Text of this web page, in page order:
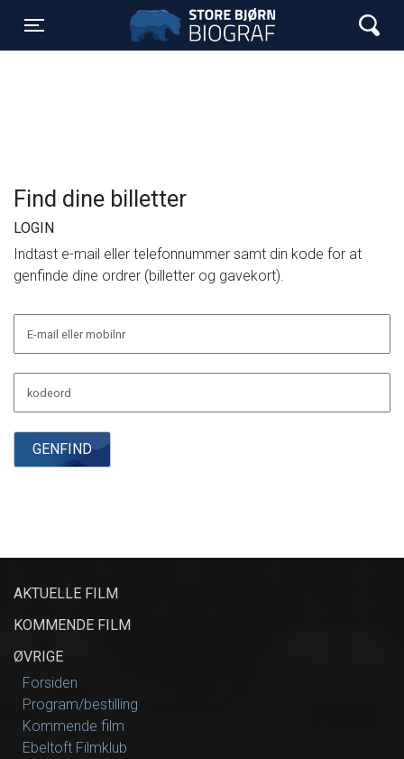
Toggle navigation
Store Bjørn Biograf
Find dine billetter
LOGIN
Indtast e-mail eller telefonnummer samt din kode for at
genfinde dine ordrer (billetter og gavekort).
E-mail eller mobilnr
kodeord
GENFIND
AKTUELLE FILM
KOMMENDE FILM
ØVRIGE
Forsiden
Program/bestilling
Kommende film
Ebeltoft Filmklub